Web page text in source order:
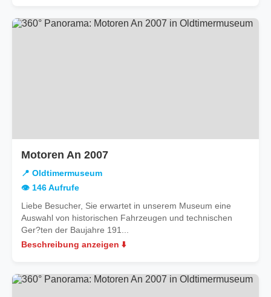
Motoren An 2007in
📍 Oldtimermuseum
👁️ 146 Aufrufe
Liebe Besucher, Sie erwartet in unserem Museum eine
Auswahl von historischen Fahrzeugen und technischen
Ger?ten der Baujahre 191...
Beschreibung anzeigen ⬇️